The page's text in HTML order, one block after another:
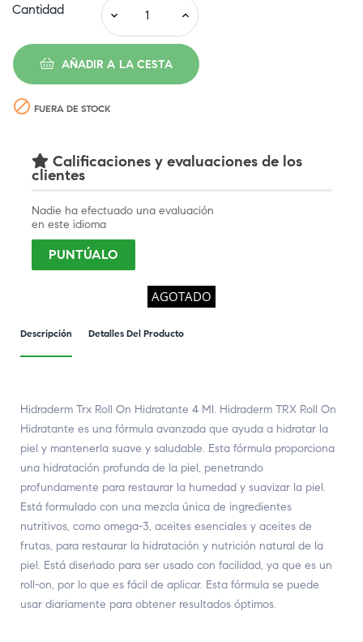
AGOTADO
Cantidad
AÑADIR A LA CESTA
 FUERA DE STOCK
Calificaciones y evaluaciones de los
clientes
Nadie ha efectuado una evaluación
en este idioma
PUNTÚALO
Descripción Detalles Del Producto
Hidraderm Trx Roll On Hidratante 4 Ml. Hidraderm TRX Roll On
Hidratante es una fórmula avanzada que ayuda a hidratar la
piel y mantenerla suave y saludable. Esta fórmula proporciona
una hidratación profunda de la piel, penetrando
profundamente para restaurar la humedad y suavizar la piel.
Está formulado con una mezcla única de ingredientes
nutritivos, como omega-3, aceites esenciales y aceites de
frutas, para restaurar la hidratación y nutrición natural de la
piel. Está diseñado para ser usado con facilidad, ya que es un
roll-on, por lo que es fácil de aplicar. Esta fórmula se puede
usar diariamente para obtener resultados óptimos.